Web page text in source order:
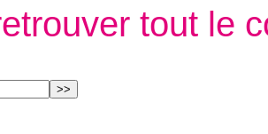
tout le